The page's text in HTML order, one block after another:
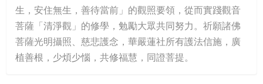
生，安住無生，善待當前」的觀照要領，從而實踐觀音
菩薩「清淨觀」的修學，勉勵大眾共同努力。祈願諸佛
菩薩光明攝照、慈悲護念，華嚴蓮社所有護法信施，廣
植善根，少煩少惱，共修福慧，同證菩提。